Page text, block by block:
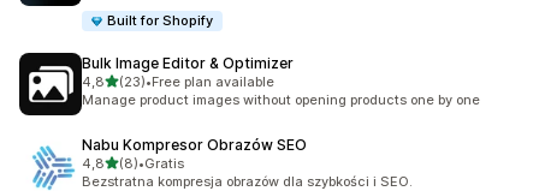
Built for Shopify
Bulk Image Editor & Optimizer
4,8na 5 gwiazdek
(23)
Łączna liczba recenzji: 23
•Free plan available
Manage product images without opening products one by one
Nabu Kompresor Obrazów SEO
4,8na 5 gwiazdek
(8)
Łączna liczba recenzji: 8
•Gratis
Bezstratna kompresja obrazów dla szybkości i SEO.